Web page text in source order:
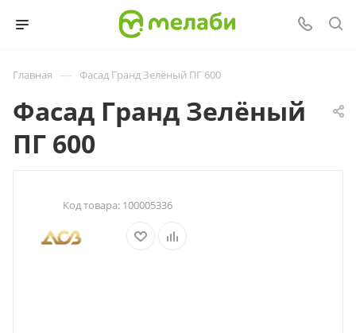
Главная — Фасад Гранд Зелёный ПГ 600
Фасад Гранд Зелёный
ПГ 600
Код товара: 100005336